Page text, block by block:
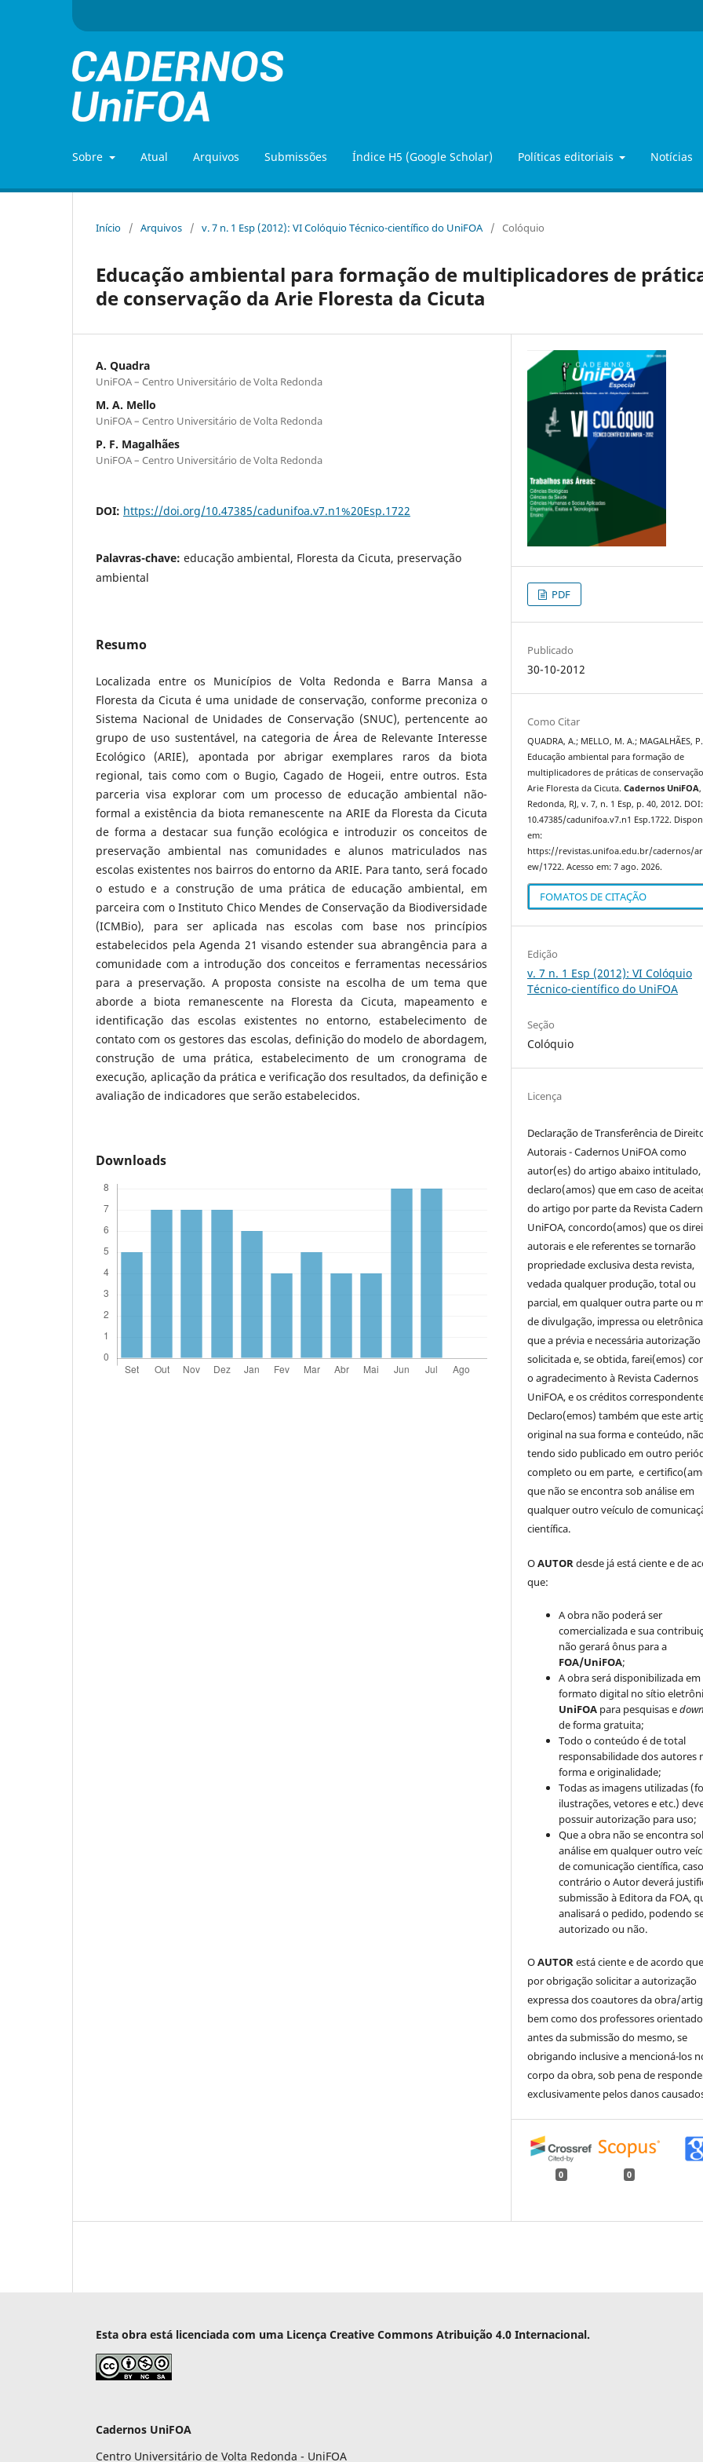
Sobre Atual Arquivos Submissões Índice H5 (Google Scholar) Políticas editoriais Notícias
Início / Arquivos / v. 7 n. 1 Esp (2012): VI Colóquio Técnico-científico do UniFOA / Colóquio
Educação ambiental para formação de multiplicadores de
de conservação da Arie Floresta da Cicuta
A. Quadra
UniFOA – Centro Universitário de Volta Redonda
M. A. Mello
UniFOA – Centro Universitário de Volta Redonda
P. F. Magalhães
UniFOA – Centro Universitário de Volta Redonda
DOI: https://doi.org/10.47385/cadunifoa.v7.n1%20Esp.1722
Palavras-chave: educação ambiental, Floresta da Cicuta, preservação
ambiental
Resumo
Localizada entre os Municípios de Volta Redonda e Barra Mansa a
Floresta da Cicuta é uma unidade de conservação, conforme preconiza o
Sistema Nacional de Unidades de Conservação (SNUC), pertencente ao
grupo de uso sustentável, na categoria de Área de Relevante Interesse
Ecológico (ARIE), apontada por abrigar exemplares raros da biota
regional, tais como com o Bugio, Cagado de Hogeii, entre outros. Esta
parceria visa explorar com um processo de educação ambiental não-
formal a existência da biota remanescente na ARIE da Floresta da Cicuta
de forma a destacar sua função ecológica e introduzir os conceitos de
preservação ambiental nas comunidades e alunos matriculados nas
escolas existentes nos bairros do entorno da ARIE. Para tanto, será focado
o estudo e a construção de uma prática de educação ambiental, em
parceira com o Instituto Chico Mendes de Conservação da Biodiversidade
(ICMBio), para ser aplicada nas escolas com base nos princípios
estabelecidos pela Agenda 21 visando estender sua abrangência para a
comunidade com a introdução dos conceitos e ferramentas necessários
para a preservação. A proposta consiste na escolha de um tema que
aborde a biota remanescente na Floresta da Cicuta, mapeamento e
identificação das escolas existentes no entorno, estabelecimento de
contato com os gestores das escolas, definição do modelo de abordagem,
construção de uma prática, estabelecimento de um cronograma de
execução, aplicação da prática e verificação dos resultados, da definição e
avaliação de indicadores que serão estabelecidos.
Downloads
PDF
Publicado
30-10-2012
Como Citar
QUADRA, A.; MELLO, M. A.; MAGALHÃES,
Educação ambiental para formação de
multiplicadores de práticas de
Arie Floresta da Cicuta.Cadernos UniFOA
Redonda, RJ, v. 7, n. 1 Esp, p. 40, 2012. DOI:
10.47385/cadunifoa.v7.n1 Esp.1722.
em:
https://revistas.unifoa.edu.br/cadernos/
ew/1722. Acesso em: 7 ago. 2026.
FOMATOS DE CITAÇÃO
Edição
v. 7 n. 1 Esp (2012): VI Colóquio
Técnico-científico do UniFOA
Seção
Colóquio
Licença
Declaração de Transferência de
Autorais - Cadernos UniFOA como
autor(es) do artigo abaixo intitulado,
declaro(amos) que em caso de
do artigo por parte da Revista
UniFOA, concordo(amos) que os
autorais e ele referentes se tornarão
propriedade exclusiva desta revista,
vedada qualquer produção, total ou
parcial, em qualquer outra parte ou
de divulgação, impressa ou
que a prévia e necessária autorização
solicitada e, se obtida, farei(emos)
o agradecimento à Revista Cadernos
UniFOA, e os créditos
Declaro(emos) também que este
original na sua forma e conteúdo,
tendo sido publicado em outro
completo ou em parte, e
que não se encontra sob análise em
qualquer outro veículo de
científica.
OAUTORdesde já está ciente e de
que:
A obra não poderá ser
comercializada e sua
não gerará ônus para a
FOA/UniFOA;
A obra será disponibilizada em
formato digital no sítio
UniFOA para pesquisas e
de forma gratuita;
Todo o conteúdo é de total
responsabilidade dos autores
forma e originalidade;
Todas as imagens utilizadas
ilustrações, vetores e etc.)
possuir autorização para uso;
Que a obra não se encontra
análise em qualquer outro
de comunicação científica, caso
contrário o Autor deverá
submissão à Editora da FOA,
analisará o pedido, podendo
autorizado ou não.
OAUTORestá ciente e de acordo
por obrigação solicitar a autorização
expressa dos coautores da obra/
bem como dos professores
antes da submissão do mesmo, se
obrigando inclusive a mencioná-los
corpo da obra, sob pena de
exclusivamente pelos danos
0 0
Esta obra está licenciada com uma Licença Creative Commons Atribuição 4.0 Internacional.
Cadernos UniFOA
Centro Universitário de Volta Redonda - UniFOA